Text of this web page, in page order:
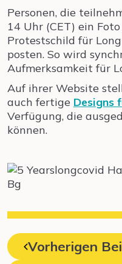
Personen, die
14 Uhr (CET) ein
Protestschild für
posten. So wird
Aufmerksamkeit für
Auf ihrer Website
auch fertige Designs
Verfügung, die
können.
Vorherigen